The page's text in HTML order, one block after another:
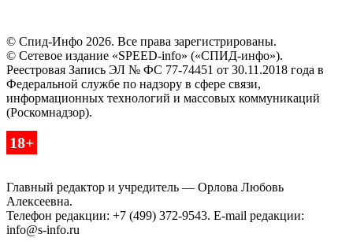
© Спид-Инфо 2026. Все права зарегистрированы.
© Сетевое издание «SPEED-info» («СПИД-инфо»).
Реестровая Запись ЭЛ № ФС 77-74451 от 30.11.2018 года в
Федеральной службе по надзору в сфере связи,
информационных технологий и массовых коммуникаций
(Роскомнадзор).
18+
Главный редактор и учредитель — Орлова Любовь
Алексеевна.
Телефон редакции: +7 (499) 372-9543. E-mail редакции:
info@s-info.ru